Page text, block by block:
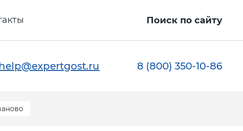
Поиск по сайту
8 (800) 350-10-86